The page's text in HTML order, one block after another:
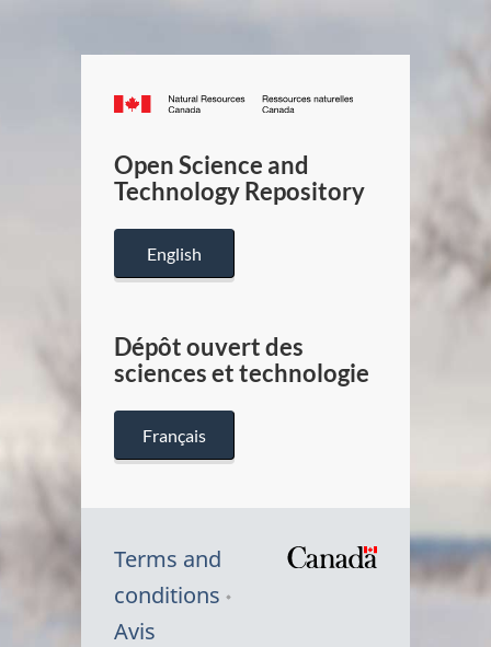
Canada.ca
/
Canada
Open Science and
Technology Repository
English
Dépôt ouvert des
sciences et technologie
Français
Terms and
conditions
Avis
Symbole